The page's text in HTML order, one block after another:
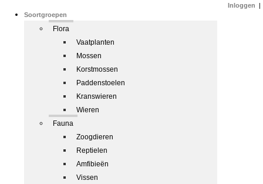
Soortgroepen
Flora
Vaatplanten
Mossen
Korstmossen
Paddenstoelen
Kranswieren
Wieren
Fauna
Zoogdieren
Reptielen
Amfibieën
Vissen
Inloggen |